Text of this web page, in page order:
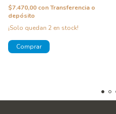
$7.470,00 conTransferencia o
depósito
¡Solo quedan 2 en stock!